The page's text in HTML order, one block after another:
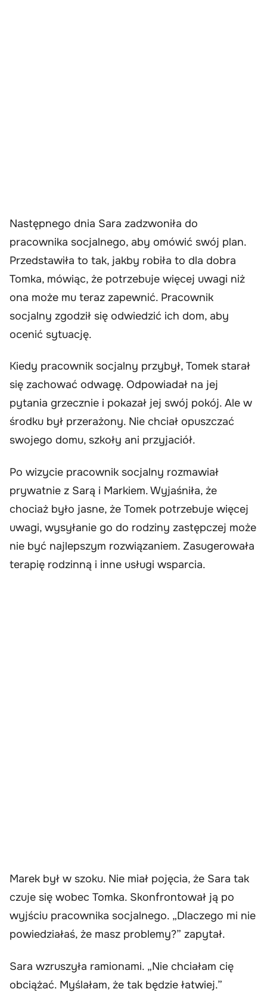
Następnego dnia Sara zadzwoniła do
pracownika socjalnego, aby omówić swój plan.
Przedstawiła to tak, jakby robiła to dla dobra
Tomka, mówiąc, że potrzebuje więcej uwagi niż
ona może mu teraz zapewnić. Pracownik
socjalny zgodził się odwiedzić ich dom, aby
ocenić sytuację.
Kiedy pracownik socjalny przybył, Tomek starał
się zachować odwagę. Odpowiadał na jej
pytania grzecznie i pokazał jej swój pokój. Ale w
środku był przerażony. Nie chciał opuszczać
swojego domu, szkoły ani przyjaciół.
Po wizycie pracownik socjalny rozmawiał
prywatnie z Sarą i Markiem. Wyjaśniła, że
chociaż było jasne, że Tomek potrzebuje więcej
uwagi, wysyłanie go do rodziny zastępczej może
nie być najlepszym rozwiązaniem. Zasugerowała
terapię rodzinną i inne usługi wsparcia.
Marek był w szoku. Nie miał pojęcia, że Sara tak
czuje się wobec Tomka. Skonfrontował ją po
wyjściu pracownika socjalnego. „Dlaczego mi nie
powiedziałaś, że masz problemy?” zapytał.
Sara wzruszyła ramionami. „Nie chciałam cię
obciążać. Myślałam, że tak będzie łatwiej.”